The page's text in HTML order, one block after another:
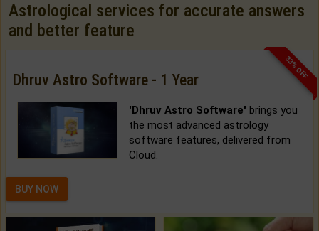
Astrological services for accurate answers
and better feature
33% OFF
Dhruv Astro Software - 1 Year
'Dhruv Astro Software' brings you
the most advanced astrology
software features, delivered from
Cloud.
BUY NOW